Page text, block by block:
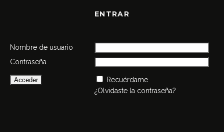
ENTRAR
Nombre de usuario
Contraseña
Recuérdame
¿Olvidaste la contraseña?